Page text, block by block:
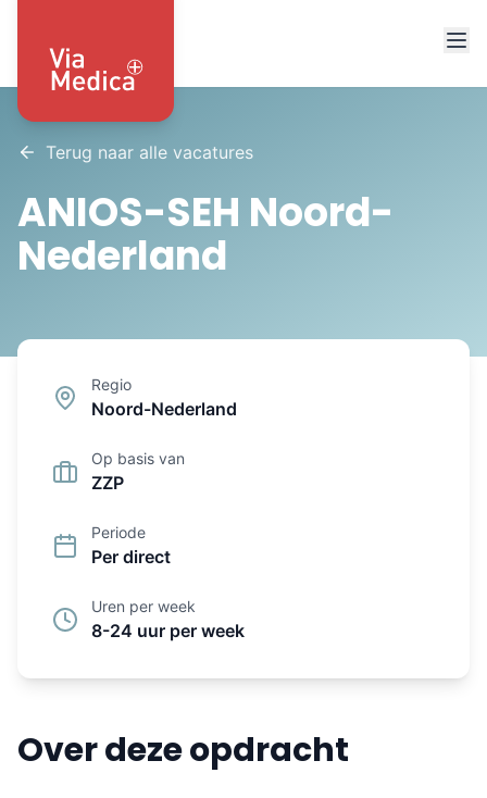
Terug naar alle vacatures
ANIOS-SEH Noord-
Nederland
Regio
Noord-Nederland
Op basis van
ZZP
Periode
Per direct
Uren per week
8-24 uur per week
Over deze opdracht